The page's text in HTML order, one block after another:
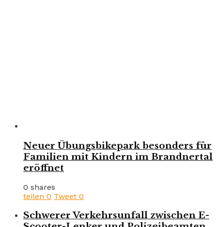
Neuer Übungsbikepark besonders für
Familien mit Kindern im Brandnertal
eröffnet
0 shares
teilen 0 Tweet 0
Schwerer Verkehrsunfall zwischen E-